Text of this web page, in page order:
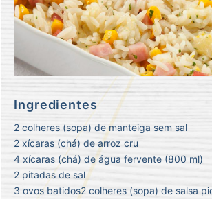
Ingredientes
2 colheres (sopa) de manteiga sem sal
2 xícaras (chá) de arroz cru
4 xícaras (chá) de água fervente (800 ml)
2 pitadas de sal
3 ovos batidos2 colheres (sopa) de salsa